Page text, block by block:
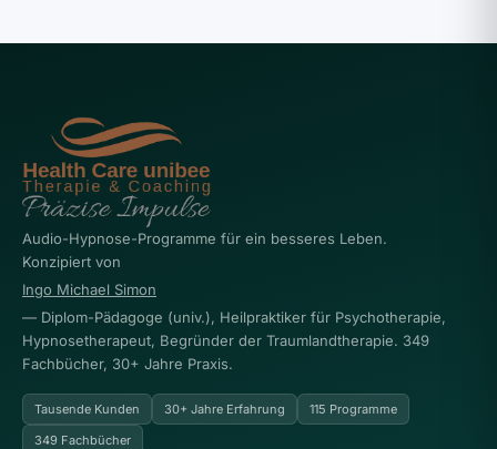
Audio-Hypnose-Programme für ein besseres Leben.
Konzipiert von
Ingo Michael Simon
— Diplom-Pädagoge (univ.), Heilpraktiker für Psychotherapie,
Hypnosetherapeut, Begründer der Traumlandtherapie. 349
Fachbücher, 30+ Jahre Praxis.
Tausende Kunden 30+ Jahre Erfahrung
115 Programme
349 Fachbücher